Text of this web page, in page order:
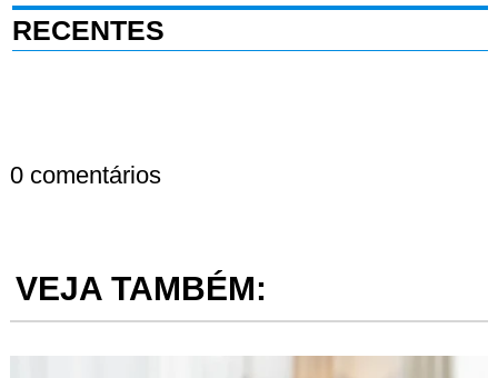
RECENTES
0 comentários
VEJA TAMBÉM: